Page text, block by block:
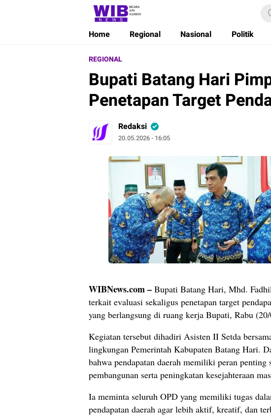
Wibnews
Waktu Indonesia Bicara
Home Regional Nasional Politik
REGIONAL
Bupati Batang Hari
Penetapan Target
Redaksi
20.05.2026 - 16:05
WIBNews.com – Bupati Batang Hari, Mhd.
terkait evaluasi sekaligus penetapan target
yang berlangsung di ruang kerja Bupati, Rabu
Kegiatan tersebut dihadiri Asisten II Setda
lingkungan Pemerintah Kabupaten Batang Hari.
bahwa pendapatan daerah memiliki peran penting
pembangunan serta peningkatan kesejahteraan
Ia meminta seluruh OPD yang memiliki tugas
pendapatan daerah agar lebih aktif, kreatif, dan